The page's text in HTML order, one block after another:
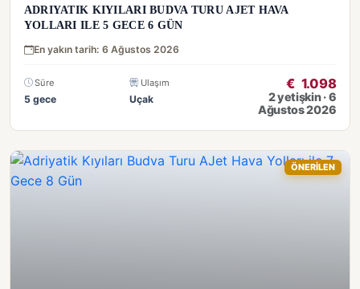
ADRIYATIK KIYILARI BUDVA TURU AJET HAVA
YOLLARI ILE 5 GECE 6 GÜN
En yakın tarih: 6 Ağustos 2026
Süre
5 gece
Ulaşım
Uçak
€ 1.098
2 yetişkin · 6
Ağustos 2026
ÖNERİLEN